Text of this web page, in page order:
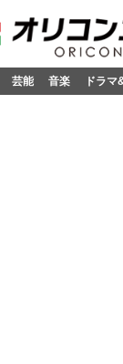
芸能 音楽 ドラマ